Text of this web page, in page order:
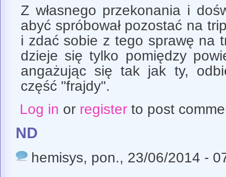
Z własnego przekonania i
abyć spróbował pozostać na
i zdać sobie z tego sprawę na
dzieje się tylko pomiędzy
angażując się tak jak ty,
część "frajdy".
Log in or registerto post
ND
hemisys, pon., 23/06/2014 -